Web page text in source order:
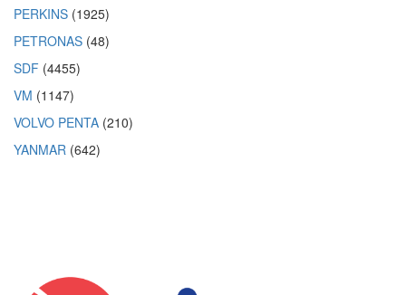
PERKINS (1925)
PETRONAS (48)
SDF (4455)
VM (1147)
VOLVO PENTA (210)
YANMAR (642)